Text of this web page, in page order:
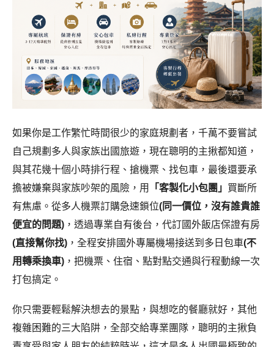
如果你是工作繁忙時間很少的家庭規劃者，千萬不要嘗試
自己規劃多人與家族出國旅遊，現在聰明的主揪都知道，
與其花幾十個小時排行程、搶機票、找包車，最後還要承
擔被嫌棄與家族吵架的風險，用
「客製化小包團」 買斷所
有焦慮。從多人機票訂購急速鎖位(同一價位，沒有誰貴誰
便宜的問題) ，透過專業自有後台，代訂國外飯店保證有房
(直接幫你找) ，全程安排國外專屬機場接送到多日包車(不
用轉乘換車) ，把機票、住宿、點對點交通與行程動線一次
打包搞定。
你只需要輕鬆解決想去的景點，與想吃的餐廳就好，其他
複雜困難的三大陷阱，全部交給專業團隊，聰明的主揪負